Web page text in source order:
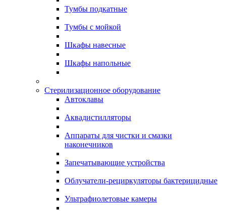
Тумбы подкатные
Тумбы с мойкой
Шкафы навесные
Шкафы напольные
Стерилизационное оборудование
Автоклавы
Аквадистилляторы
Аппараты для чистки и смазки
наконечников
Запечатывающие устройства
Облучатели-рециркуляторы бактерицидные
Ультрафиолетовые камеры